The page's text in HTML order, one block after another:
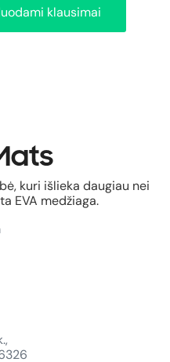
klausimai
kuri išlieka daugiau nei
EVA medžiaga.